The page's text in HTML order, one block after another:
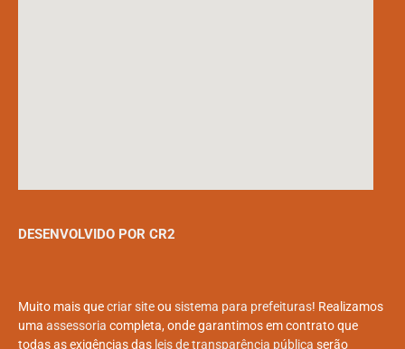
DESENVOLVIDO POR CR2
Muito mais quecriar siteou sistema para prefeituras! Realizamos
uma assessoria completa, onde garantimos em contrato que
todas as exigências das leis de transparência pública serão